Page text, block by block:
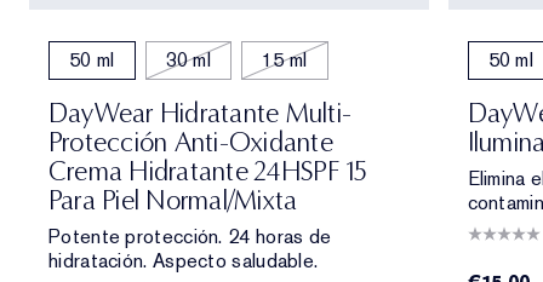
50 ml 30 ml 15 ml
DayWear Hidratante Multi-
Protección Anti-Oxidante
Crema Hidratante 24HSPF 15
Para Piel Normal/mixta
Potente protección. 24 horas de
hidratación. Aspecto saludable.
50 ml
Elimina